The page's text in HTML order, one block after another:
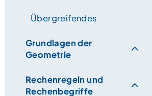
Übergreifendes
Grundlagen der
Geometrie
Rechenregeln und
Rechenbegriffe